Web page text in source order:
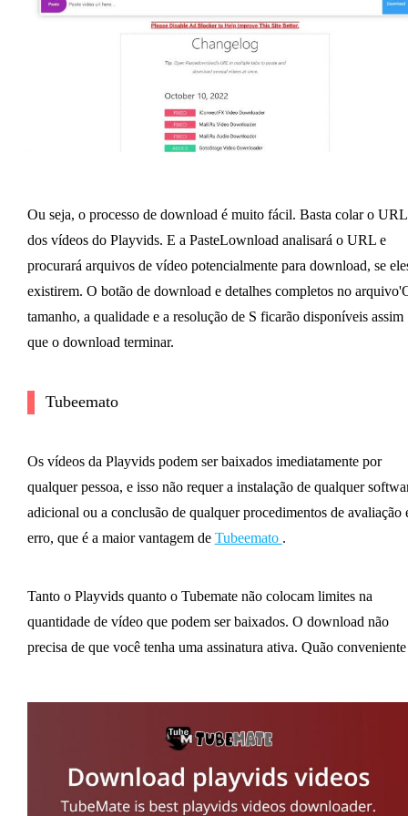
Ou seja, o processo de download é muito fácil. Basta colar o URL
dos vídeos do Playvids. E a PasteLownload analisará o URL e
procurará arquivos de vídeo potencialmente para download, se
existirem. O botão de download e detalhes completos no
tamanho, a qualidade e a resolução de S ficarão disponíveis assim
que o download terminar.
Tubeemato
Os vídeos da Playvids podem ser baixados imediatamente por
qualquer pessoa, e isso não requer a instalação de qualquer
adicional ou a conclusão de qualquer procedimentos de avaliação
erro, que é a maior vantagem de Tubeemato .
Tanto o Playvids quanto o Tubemate não colocam limites na
quantidade de vídeo que podem ser baixados. O download não
precisa de que você tenha uma assinatura ativa. Quão